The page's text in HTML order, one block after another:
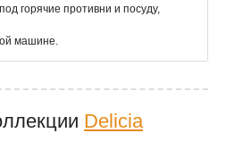
горячие противни и посуду,
машине.
Delicia